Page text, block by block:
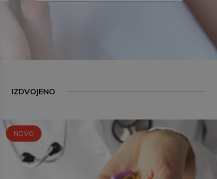
IZDVOJENO
NOVO